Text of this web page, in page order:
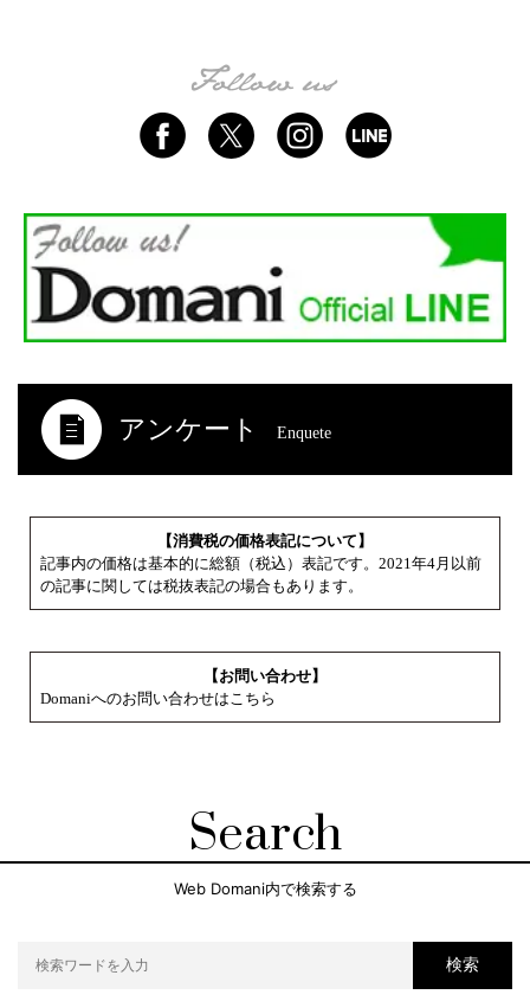
アンケート Enquete
【消費税の価格表記について】
記事内の価格は基本的に総額（税込）表記です。2021年4月以前
の記事に関しては税抜表記の場合もあります。
【お問い合わせ】
Domaniへのお問い合わせはこちら
Search
Web Domani内で検索する
検索